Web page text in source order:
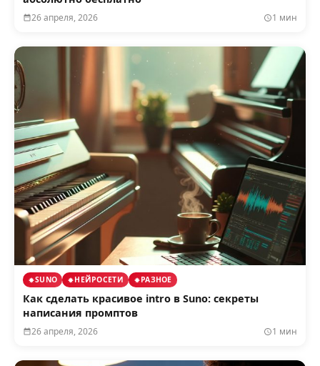
26 апреля, 2026 1 мин
SUNO НЕЙРОСЕТИ РАЗНОЕ
Как сделать красивое intro в Suno: секреты
написания промптов
26 апреля, 2026 1 мин